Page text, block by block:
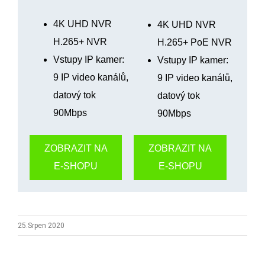
4K UHD NVR
H.265+ NVR
Vstupy IP kamer:
9 IP video kanálů,
datový tok
90Mbps
4K UHD NVR
H.265+ PoE NVR
Vstupy IP kamer:
9 IP video kanálů,
datový tok
90Mbps
ZOBRAZIT NA
E-SHOPU
ZOBRAZIT NA
E-SHOPU
25.Srpen 2020